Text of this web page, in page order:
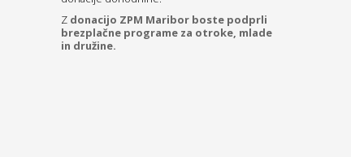
Z donacijo ZPM Maribor boste podprli
brezplačne programe za otroke, mlade
in družine.